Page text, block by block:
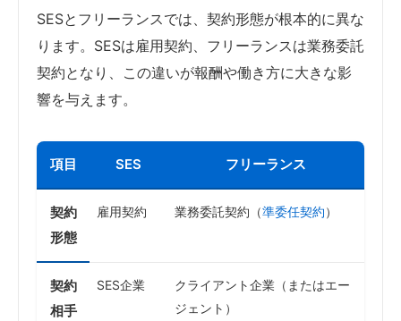
SESとフリーランスでは、契約形態が根本的に異な
ります。SESは雇用契約、フリーランスは業務委託
契約となり、この違いが報酬や働き方に大きな影
響を与えます。
項目 SES フリーランス
契約
形態
雇用契約 業務委託契約（準委任契約）
契約
相手
SES企業
クライアント企業（またはエー
ジェント）